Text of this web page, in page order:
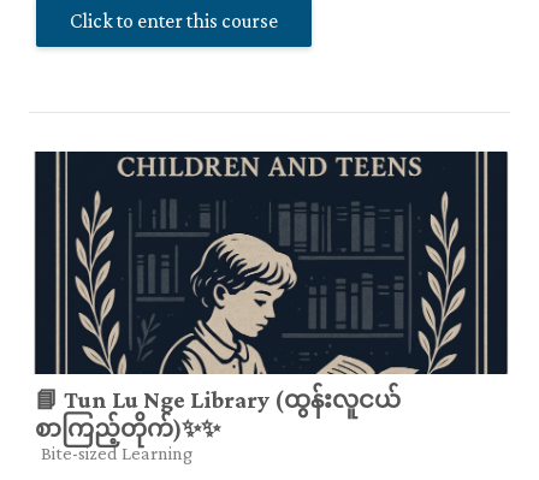
Click to enter this course
📘 Tun Lu Nge Library (ထွန်းလူငယ်
စာကြည့်တိုက်)✨✨
Course category
Bite-sized Learning